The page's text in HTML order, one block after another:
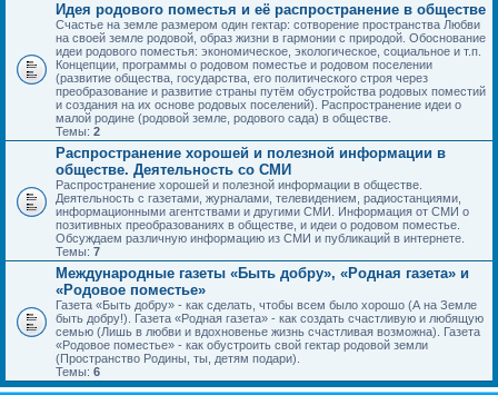
Идея родового поместья и её распространение в обществе
Счастье на земле размером один гектар: сотворение пространства Любви
на своей земле родовой, образ жизни в гармонии с природой. Обоснование
идеи родового поместья: экономическое, экологическое, социальное и т.п.
Концепции, программы о родовом поместье и родовом поселении
(развитие общества, государства, его политического строя через
преобразование и развитие страны путём обустройства родовых поместий
и создания на их основе родовых поселений). Распространение идеи о
малой родине (родовой земле, родового сада) в обществе.
Темы: 2
Распространение хорошей и полезной информации в
обществе. Деятельность со СМИ
Распространение хорошей и полезной информации в обществе.
Деятельность с газетами, журналами, телевидением, радиостанциями,
информационными агентствами и другими СМИ. Информация от СМИ о
позитивных преобразованиях в обществе, и идеи о родовом поместье.
Обсуждаем различную информацию из СМИ и публикаций в интернете.
Темы: 7
Международные газеты «Быть добру», «Родная газета» и
«Родовое поместье»
Газета «Быть добру» - как сделать, чтобы всем было хорошо (А на Земле
быть добру!). Газета «Родная газета» - как создать счастливую и любящую
семью (Лишь в любви и вдохновенье жизнь счастливая возможна). Газета
«Родовое поместье» - как обустроить свой гектар родовой земли
(Пространство Родины, ты, детям подари).
Темы: 6